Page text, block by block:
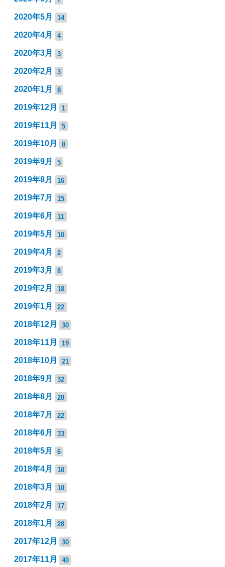
2020年5月 14
2020年4月 4
2020年3月 3
2020年2月 3
2020年1月 8
2019年12月 1
2019年11月 5
2019年10月 8
2019年9月 5
2019年8月 16
2019年7月 15
2019年6月 11
2019年5月 10
2019年4月 2
2019年3月 8
2019年2月 18
2019年1月 22
2018年12月 30
2018年11月 19
2018年10月 21
2018年9月 32
2018年8月 20
2018年7月 22
2018年6月 33
2018年5月 6
2018年4月 10
2018年3月 10
2018年2月 17
2018年1月 28
2017年12月 30
2017年11月 40